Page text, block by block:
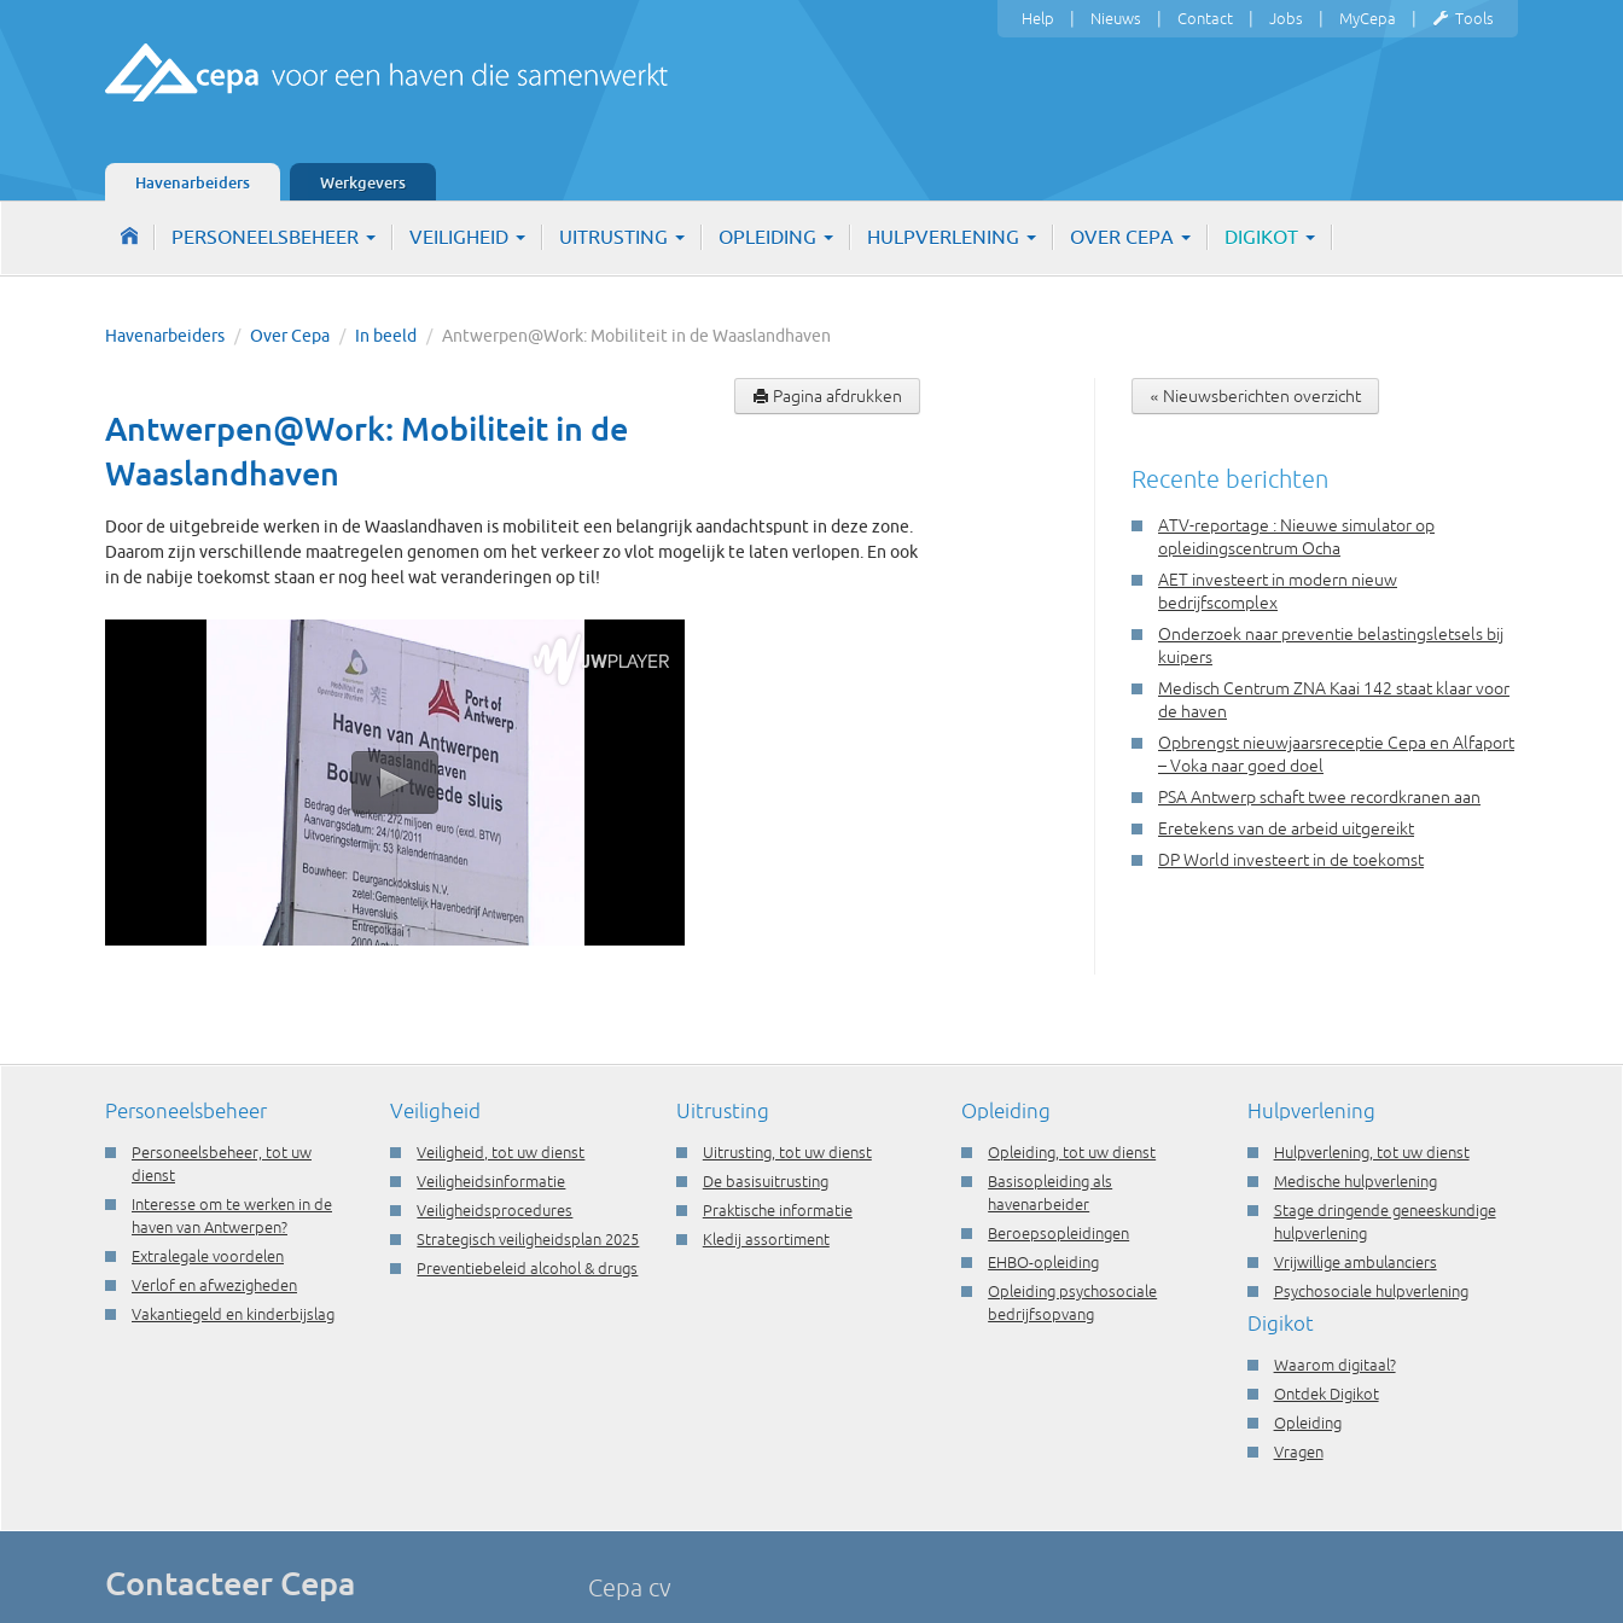
Havenarbeiders Werkgevers
Help Nieuws Contact Jobs MyCepa Tools
PERSONEELSBEHEER VEILIGHEID UITRUSTING OPLEIDING HULPVERLENING OVER CEPA DIGIKOT
Havenarbeiders / Over Cepa / In beeld / Antwerpen@Work: Mobiliteit in de Waaslandhaven
Pagina afdrukken
Antwerpen@Work: Mobiliteit in de
Waaslandhaven
Door de uitgebreide werken in de Waaslandhaven is mobiliteit een belangrijk aandachtspunt in deze zone.
Daarom zijn verschillende maatregelen genomen om het verkeer zo vlot mogelijk te laten verlopen. En ook
in de nabije toekomst staan er nog heel wat veranderingen op til!
« Nieuwsberichten overzicht
Recente berichten
ATV-reportage : Nieuwe simulator op
opleidingscentrum Ocha
AET investeert in modern nieuw
bedrijfscomplex
Onderzoek naar preventie belastingsletsels bij
kuipers
Medisch Centrum ZNA Kaai 142 staat klaar voor
de haven
Opbrengst nieuwjaarsreceptie Cepa en Alfaport
– Voka naar goed doel
PSA Antwerp schaft twee recordkranen aan
Eretekens van de arbeid uitgereikt
DP World investeert in de toekomst
Personeelsbeheer
Personeelsbeheer, tot uw
dienst
Interesse om te werken in de
haven van Antwerpen?
Extralegale voordelen
Verlof en afwezigheden
Vakantiegeld en kinderbijslag
Veiligheid
Veiligheid, tot uw dienst
Veiligheidsinformatie
Veiligheidsprocedures
Strategisch veiligheidsplan 2025
Preventiebeleid alcohol & drugs
Uitrusting
Uitrusting, tot uw dienst
De basisuitrusting
Praktische informatie
Kledij assortiment
Opleiding
Opleiding, tot uw dienst
Basisopleiding als
havenarbeider
Beroepsopleidingen
EHBO-opleiding
Opleiding psychosociale
bedrijfsopvang
Hulpverlening
Hulpverlening, tot uw dienst
Medische hulpverlening
Stage dringende geneeskundige
hulpverlening
Vrijwillige ambulanciers
Psychosociale hulpverlening
Digikot
Waarom digitaal?
Ontdek Digikot
Opleiding
Vragen
Contacteer Cepa Cepa cv